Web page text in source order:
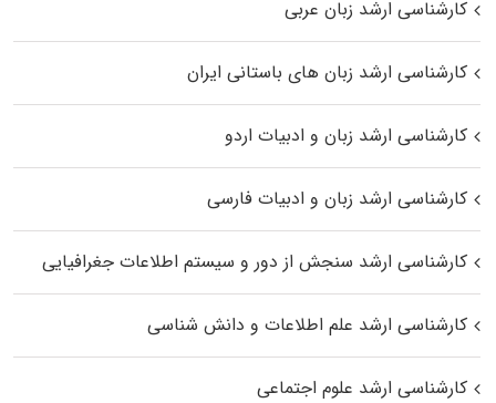
کارشناسی ارشد زبان عربی
کارشناسی ارشد زبان‌ های باستانی ایران
کارشناسی ارشد زبان و ادبیات اردو
کارشناسی ارشد زبان و ادبیات فارسی
کارشناسی ارشد سنجش از دور و سیستم اطلاعات جغرافیایی
کارشناسی ارشد علم اطلاعات و دانش شناسی
کارشناسی ارشد علوم اجتماعی